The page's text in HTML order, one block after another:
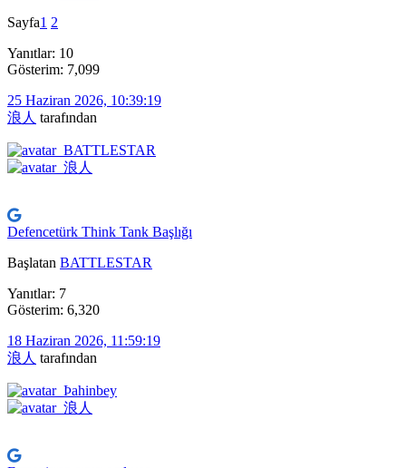
Sayfa1 2
Yanıtlar: 10
Gösterim: 7,099
25 Haziran 2026, 10:39:19
浪人 tarafından
Defencetürk Think Tank Başlığı
Başlatan BATTLESTAR
Yanıtlar: 7
Gösterim: 6,320
18 Haziran 2026, 11:59:19
浪人 tarafından